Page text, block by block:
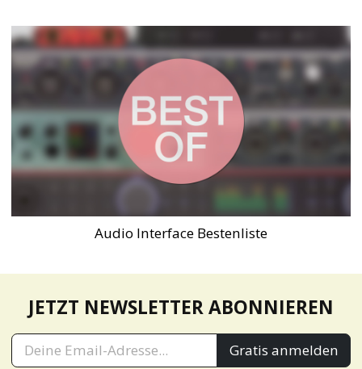
Audio Interface Bestenliste
JETZT NEWSLETTER ABONNIEREN
Gratis anmelden